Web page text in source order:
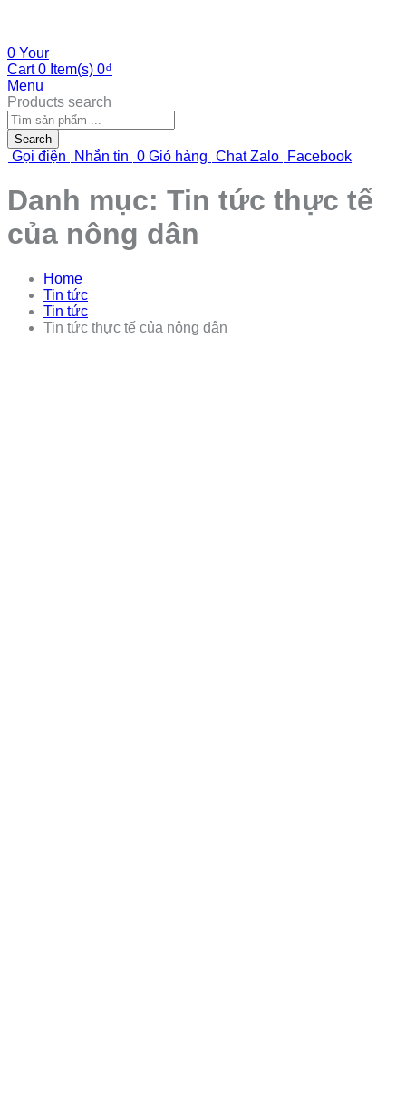
0 Your
Cart 0 Item(s) 0₫
Menu
Products search
Search
Gọi điện Nhắn tin 0 Giỏ hàng Chat Zalo Facebook
Danh mục: Tin tức thực tế
của nông dân
Home
Tin tức
Tin tức
Tin tức thực tế của nông dân